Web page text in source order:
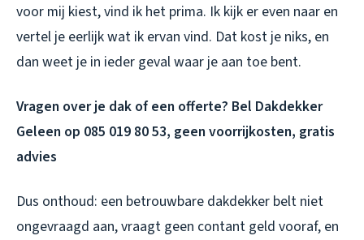
voor mij kiest, vind ik het prima. Ik kijk er even naar en
vertel je eerlijk wat ik ervan vind. Dat kost je niks, en
dan weet je in ieder geval waar je aan toe bent.
Vragen over je dak of een offerte? Bel Dakdekker
Geleen op 085 019 80 53, geen voorrijkosten, gratis
advies
Dus onthoud: een betrouwbare dakdekker belt niet
ongevraagd aan, vraagt geen contant geld vooraf, en